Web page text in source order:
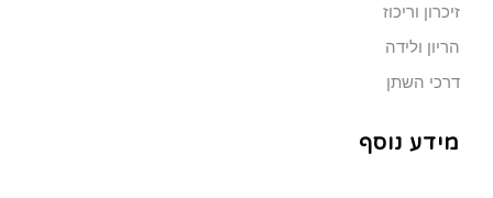
זיכרון וריכוז
הריון ולידה
דרכי השתן
מידע נוסף